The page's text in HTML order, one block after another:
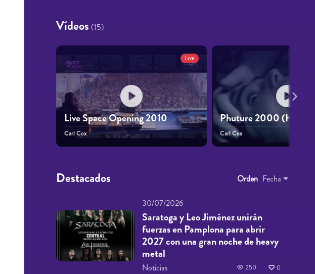
Vídeos (15)
Live
Live Space Opening 2010
Carl Cox
Phuture 2000 (Hybrid
Carl Cox
Destacados Orden Fecha
30/07/2026
Saratoga y Leo Jiménez unirán
fuerzas en Pamplona para abrir
2027 con una gran noche de heavy
metal
Noticias 250 0